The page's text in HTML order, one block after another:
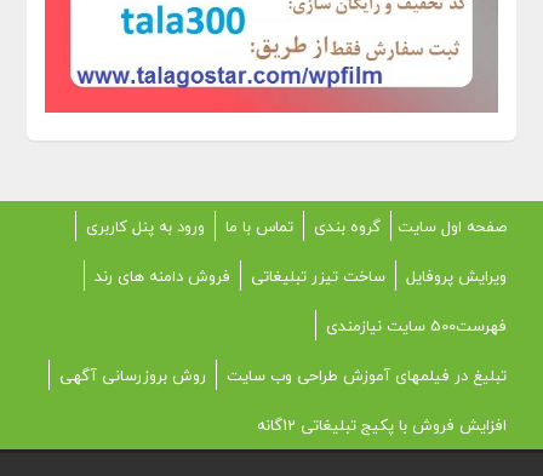
صفحه اول سایت گروه بندی تماس با ما
ورود به پنل کاربری
ویرایش پروفایل
ساخت تیزر تبلیغاتی
فروش دامنه های رند
فهرست500 سایت نیازمندی
تبلیغ در فیلمهای آموزش طراحی وب سایت
روش بروزرسانی آگهی
افزایش فروش با پکیج تبلیغاتی 12گانه